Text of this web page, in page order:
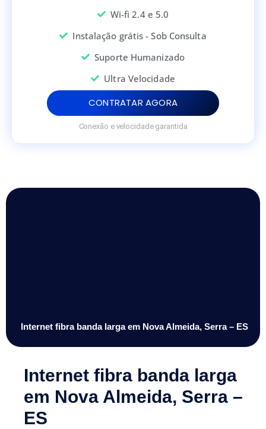
Wi-fi 2.4 e 5.0
Instalação grátis - Sob Consulta
Suporte Humanizado
Ultra Velocidade
CONTRATAR AGORA
Conexão e velocidade garantida
Internet fibra banda larga em Nova Almeida, Serra – ES
Internet fibra banda larga
em Nova Almeida, Serra –
ES